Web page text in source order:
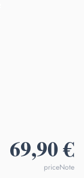
69,90 €
priceNote